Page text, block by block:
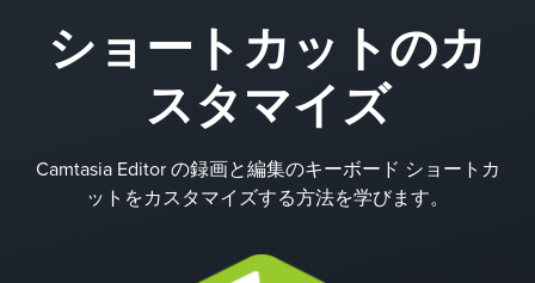
ショートカットのカ
スタマイズ
Camtasia Editor の録画と編集のキーボード ショートカ
ットをカスタマイズする方法を学びます。